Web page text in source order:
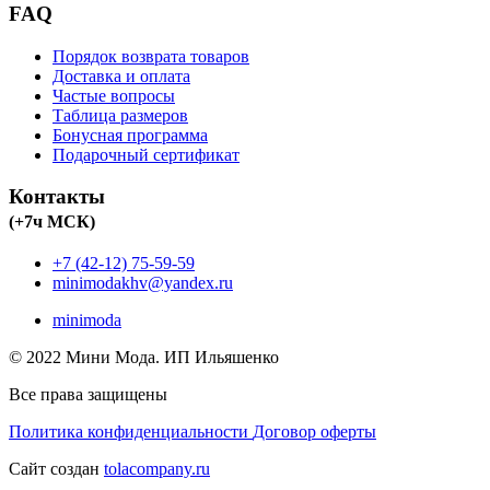
FAQ
Порядок возврата товаров
Доставка и оплата
Частые вопросы
Таблица размеров
Бонусная программа
Подарочный сертификат
Контакты
(+7ч МСК)
+7 (42-12) 75-59-59
minimodakhv@yandex.ru
minimoda
© 2022 Мини Мода. ИП Ильяшенко
Все права защищены
Политика конфиденциальности Договор оферты
Сайт создан tolacompany.ru